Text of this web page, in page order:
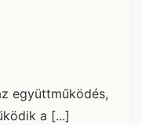
együttműködés,
a [...]